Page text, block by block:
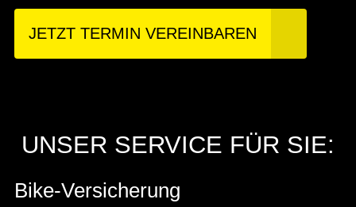
JETZT TERMIN VEREINBAREN
UNSER SERVICE FÜR SIE:
Bike-Versicherung